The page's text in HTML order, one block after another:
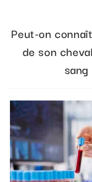
Peut-on
de son